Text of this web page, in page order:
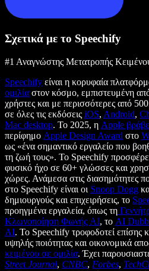
Σχετικά με το Speechify
#1 Αναγνώστης Μετατροπής
Speechify είναι η κορυφαία
ομιλία στον κόσμο, εμπιστευμένη
χρήστες και με περισσότερες από
σε όλες τις εκδόσεις iOS, Android,
Mac desktop. Το 2025, η Apple
περίφημο Apple Design Award στο
ως «ένα σημαντικό εργαλείο που
τη ζωή τους». Το Speechify
φυσικό ήχο σε 60+ γλώσσες και
χώρες. Ανάμεσα στις διασημότητες
στο Speechify είναι οι Snoop Dogg
δημιουργούς και επιχειρήσεις, το
προηγμένα εργαλεία, όπως τη
Κλωνοποίηση Φωνής AI, το AI
AI. Το Speechify τροφοδοτεί επίσης
υψηλής ποιότητας και οικονομικά
κειμένου σε ομιλία. Έχει
Street Journal, CNBC, Forbes,